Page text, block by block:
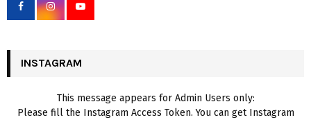
r
INSTAGRAM
This message appears for Admin Users only:
Please fill the Instagram Access Token. You can get Instagram